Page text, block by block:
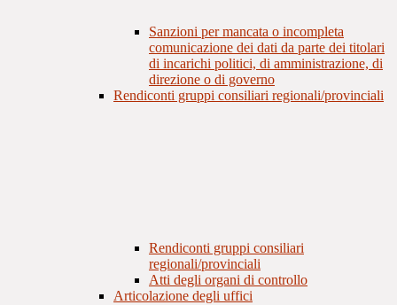
Sanzioni per mancata o incompleta
comunicazione dei dati da parte dei titolari
di incarichi politici, di amministrazione, di
direzione o di governo
Rendiconti gruppi consiliari regionali/provinciali
Rendiconti gruppi consiliari
regionali/provinciali
Atti degli organi di controllo
Articolazione degli uffici